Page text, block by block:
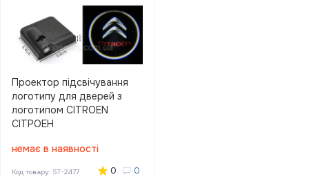
Проектор підсвічування
логотипу для дверей з
логотипом CITROEN
СІТРОЕН
немає в наявності
Код товару: ST-2477 0 0